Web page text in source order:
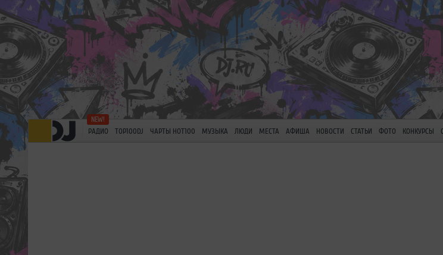
РАДИО TOP100DJ ЧАРТЫ HOT100 МУЗЫКА ЛЮДИ МЕСТА АФИША НОВОСТИ СТАТЬИ ФОТО КОНКУРСЫ